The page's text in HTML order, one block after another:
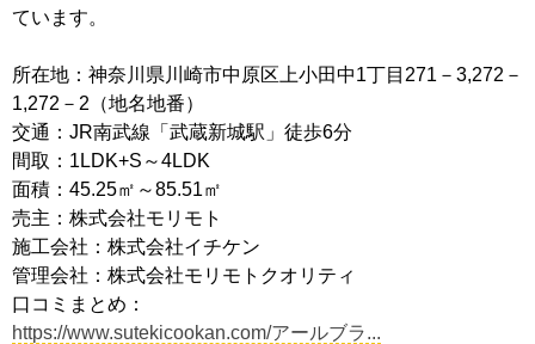
ています。
所在地：神奈川県川崎市中原区上小田中1丁目271－3,272－
1,272－2（地名地番）
交通：JR南武線「武蔵新城駅」徒歩6分
間取：1LDK+S～4LDK
面積：45.25㎡～85.51㎡
売主：株式会社モリモト
施工会社：株式会社イチケン
管理会社：株式会社モリモトクオリティ
口コミまとめ：
https://www.sutekicookan.com/アールブラ...